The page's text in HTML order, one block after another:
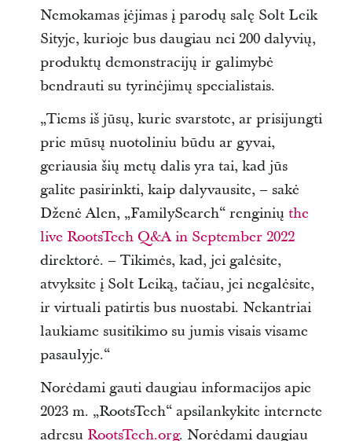
Nemokamas įėjimas į parodų salę Solt Leik
Sityje, kurioje bus daugiau nei 200 dalyvių,
produktų demonstracijų ir galimybė
bendrauti su tyrinėjimų specialistais.
„Tiems iš jūsų, kurie svarstote, ar prisijungti
prie mūsų nuotoliniu būdu ar gyvai,
geriausia šių metų dalis yra tai, kad jūs
galite pasirinkti, kaip dalyvausite, – sakė
Dženė Alen, „FamilySearch“ renginių the
live RootsTech Q&A in September 2022
direktorė. – Tikimės, kad, jei galėsite,
atvyksite į Solt Leiką, tačiau, jei negalėsite,
ir virtuali patirtis bus nuostabi. Nekantriai
laukiame susitikimo su jumis visais visame
pasaulyje.“
Norėdami gauti daugiau informacijos apie
2023 m. „RootsTech“ apsilankykite internete
adresu RootsTech.org. Norėdami daugiau